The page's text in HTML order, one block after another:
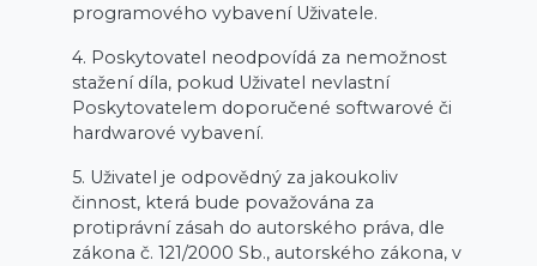
programového vybavení Uživatele.
4. Poskytovatel neodpovídá za nemožnost
stažení díla, pokud Uživatel nevlastní
Poskytovatelem doporučené softwarové či
hardwarové vybavení.
5. Uživatel je odpovědný za jakoukoliv
činnost, která bude považována za
protiprávní zásah do autorského práva, dle
zákona č. 121/2000 Sb., autorského zákona, v